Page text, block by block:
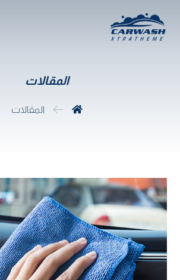
المقالات
المقالات